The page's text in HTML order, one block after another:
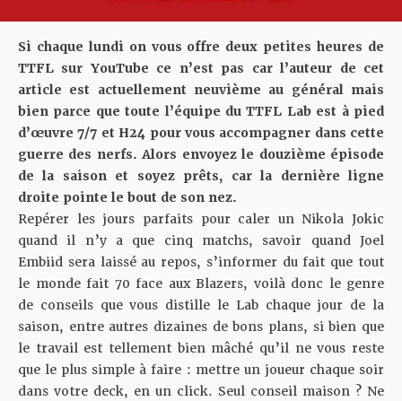
Si chaque lundi on vous offre deux petites heures de
TTFL sur YouTube ce n’est pas car l’auteur de cet
article est actuellement neuvième au général mais
bien parce que toute l’équipe du TTFL Lab est à pied
d’œuvre 7/7 et H24 pour vous accompagner dans cette
guerre des nerfs. Alors envoyez le douzième épisode
de la saison et soyez prêts, car la dernière ligne
droite pointe le bout de son nez.
Repérer les jours parfaits pour caler un Nikola Jokic
quand il n’y a que cinq matchs, savoir quand Joel
Embiid sera laissé au repos, s’informer du fait que tout
le monde fait 70 face aux Blazers, voilà donc le genre
de conseils que vous distille le Lab chaque jour de la
saison, entre autres dizaines de bons plans, si bien que
le travail est tellement bien mâché qu’il ne vous reste
que le plus simple à faire : mettre un joueur chaque soir
dans votre deck, en un click. Seul conseil maison ? Ne